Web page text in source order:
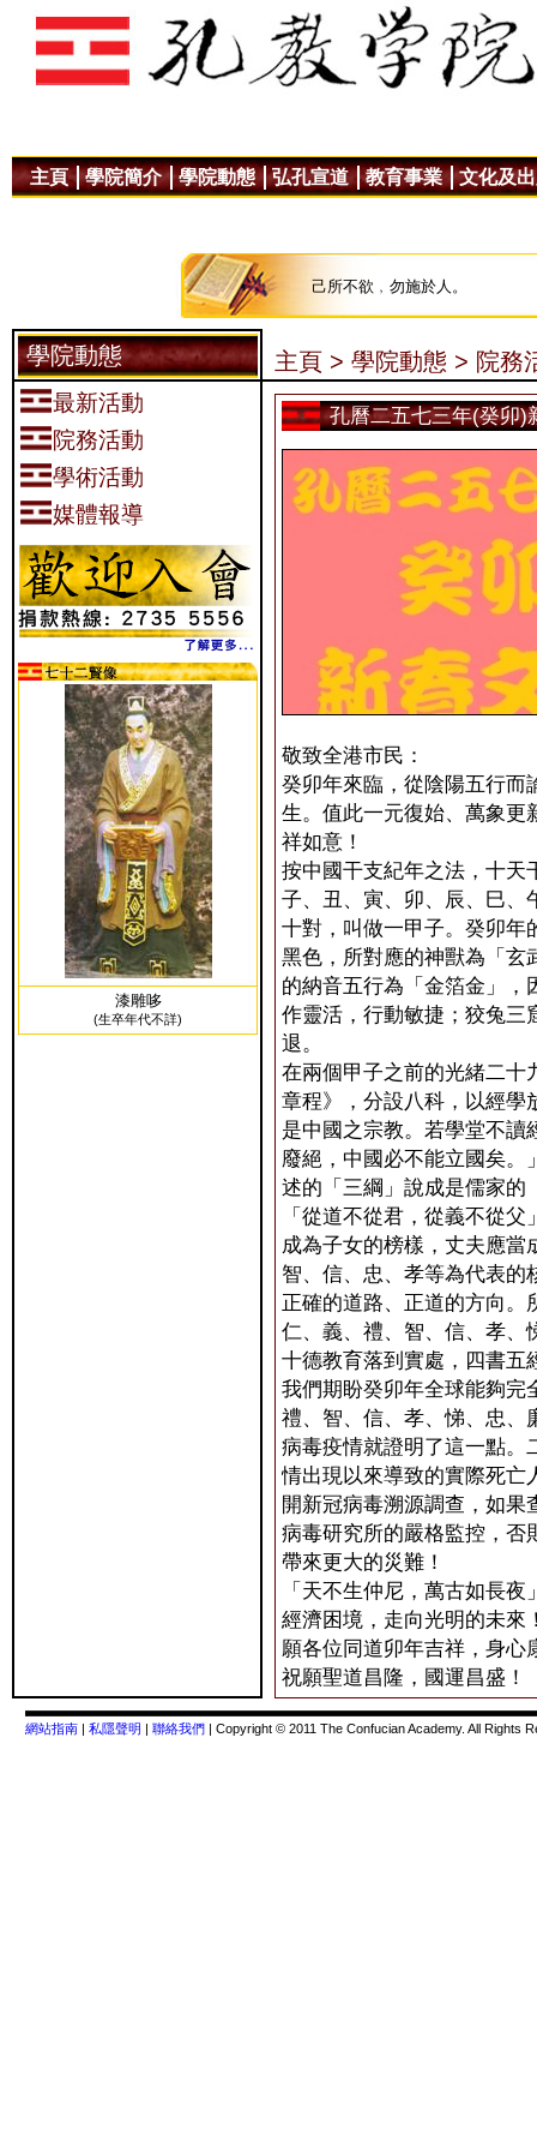
主頁 學院簡介 學院動態 弘孔宣道 教育事業 文化及
己所不欲﹐勿施於人。
學院動態
最新活動
院務活動
學術活動
媒體報導
漆雕哆
(生卒年代不詳)
主頁 > 學院動態 > 院務
孔曆二五七三年(癸卯)
敬致全港市民：
癸卯年來臨，從陰陽五行而
生。值此一元復始、萬象更
祥如意！
按中國干支紀年之法，十天
子、丑、寅、卯、辰、巳、
十對，叫做一甲子。癸卯年
黑色，所對應的神獸為「玄
的納音五行為「金箔金」，
作靈活，行動敏捷；狡兔三
退。
在兩個甲子之前的光緒二十
章程》，分設八科，以經學
是中國之宗教。若學堂不讀
廢絕，中國必不能立國矣。
述的「三綱」說成是儒家的
「從道不從君，從義不從
成為子女的榜樣，丈夫應當
智、信、忠、孝等為代表的
正確的道路、正道的方向。
仁、義、禮、智、信、孝、
十德教育落到實處，四書五
我們期盼癸卯年全球能夠完
禮、智、信、孝、悌、忠、
病毒疫情就證明了這一點。
情出現以來導致的實際死亡
開新冠病毒溯源調查，如
病毒研究所的嚴格監控，否
帶來更大的災難！
「天不生仲尼，萬古如長
經濟困境，走向光明的未來
願各位同道卯年吉祥，身心
祝願聖道昌隆，國運昌盛！
網站指南 | 私隱聲明 | 聯絡我們 | Copyright © 2011 The Confucian Academy. All Rights